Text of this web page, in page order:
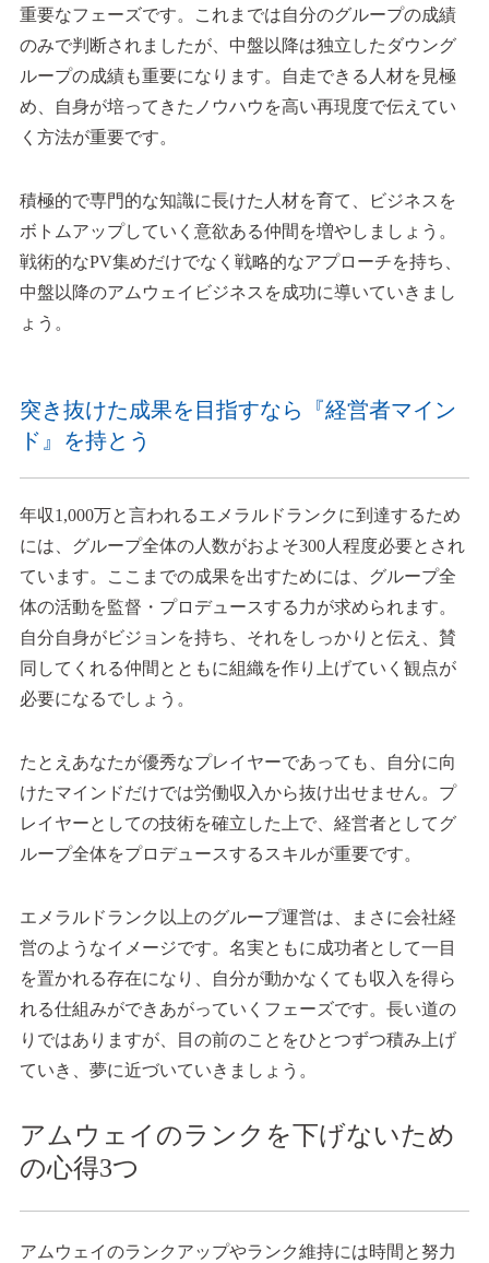
重要なフェーズです。これまでは自分のグループの成績
のみで判断されましたが、中盤以降は独立したダウング
ループの成績も重要になります。自走できる人材を見極
め、自身が培ってきたノウハウを高い再現度で伝えてい
く方法が重要です。
積極的で専門的な知識に長けた人材を育て、ビジネスを
ボトムアップしていく意欲ある仲間を増やしましょう。
戦術的なPV集めだけでなく戦略的なアプローチを持ち、
中盤以降のアムウェイビジネスを成功に導いていきまし
ょう。
突き抜けた成果を目指すなら『経営者マイン
ド』を持とう
年収1,000万と言われるエメラルドランクに到達するため
には、グループ全体の人数がおよそ300人程度必要とされ
ています。ここまでの成果を出すためには、グループ全
体の活動を監督・プロデュースする力が求められます。
自分自身がビジョンを持ち、それをしっかりと伝え、賛
同してくれる仲間とともに組織を作り上げていく観点が
必要になるでしょう。
たとえあなたが優秀なプレイヤーであっても、自分に向
けたマインドだけでは労働収入から抜け出せません。プ
レイヤーとしての技術を確立した上で、経営者としてグ
ループ全体をプロデュースするスキルが重要です。
エメラルドランク以上のグループ運営は、まさに会社経
営のようなイメージです。名実ともに成功者として一目
を置かれる存在になり、自分が動かなくても収入を得ら
れる仕組みができあがっていくフェーズです。長い道の
りではありますが、目の前のことをひとつずつ積み上げ
ていき、夢に近づいていきましょう。
アムウェイのランクを下げないため
の心得3つ
アムウェイのランクアップやランク維持には時間と努力